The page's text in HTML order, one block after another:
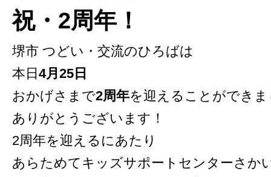
祝・2周年！
堺市 つどい・交流のひろばは
本日4月25日
おかげさまで2周年を迎えることができ
ありがとうございます！
2周年を迎えるにあたり
あらためてキッズサポートセンターさか